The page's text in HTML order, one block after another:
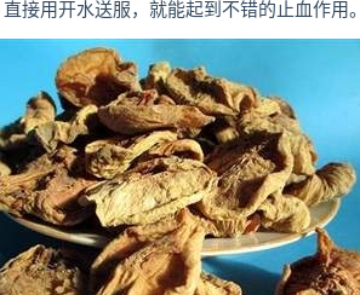
接用开水送服，就能起到不错的止血作用。